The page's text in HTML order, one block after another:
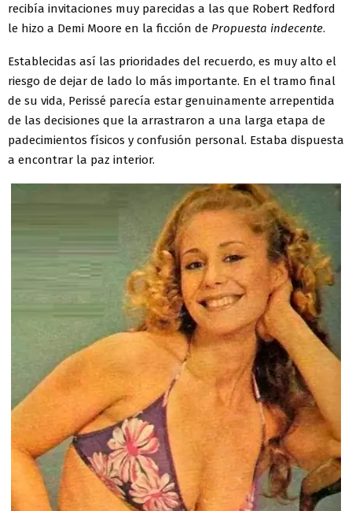
recibía invitaciones muy parecidas a las que Robert Redford
le hizo a Demi Moore en la ficción de Propuesta indecente.
Establecidas así las prioridades del recuerdo, es muy alto el
riesgo de dejar de lado lo más importante. En el tramo final
de su vida, Perissé parecía estar genuinamente arrepentida
de las decisiones que la arrastraron a una larga etapa de
padecimientos físicos y confusión personal. Estaba dispuesta
a encontrar la paz interior.